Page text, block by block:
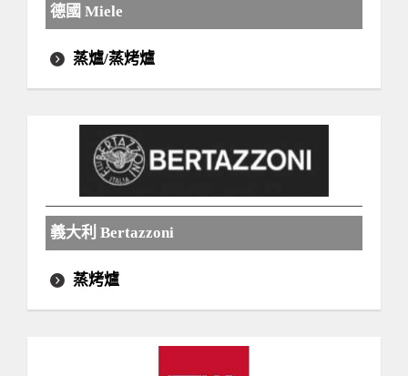
德國 Miele
蒸爐/蒸烤爐
義大利 Bertazzoni
蒸烤爐